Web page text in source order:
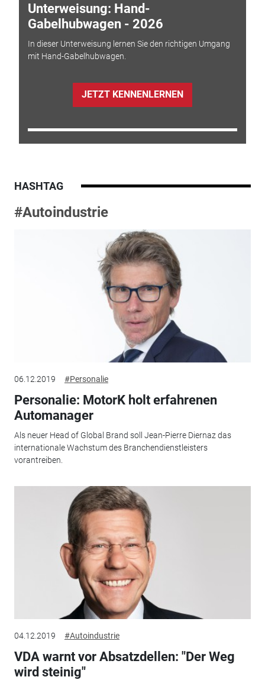
Unterweisung: Hand-
Gabelhubwagen - 2026
In dieser Unterweisung lernen Sie den richtigen Umgang
mit Hand-Gabelhubwagen.
JETZT KENNENLERNEN
HASHTAG
#Autoindustrie
06.12.2019 #Personalie
Personalie: MotorK holt erfahrenen
Automanager
Als neuer Head of Global Brand soll Jean-Pierre Diernaz das
internationale Wachstum des Branchendienstleisters
vorantreiben.
04.12.2019 #Autoindustrie
VDA warnt vor Absatzdellen: "Der Weg
wird steinig"